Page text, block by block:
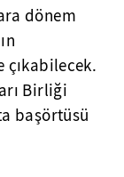
dönem
Birliği
başörtüsü